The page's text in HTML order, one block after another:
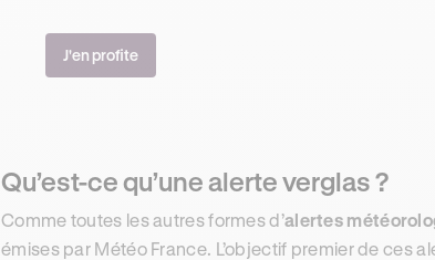
J'en profite
Qu’est-ce qu’une alerte verglas ?
Comme toutes les autres formes d’alertes
émises par Météo France. L’objectif premier de ces